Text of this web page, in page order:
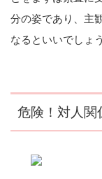
分の姿であり、主
なるといいでしょう
危険！対人関